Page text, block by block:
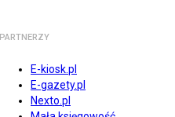
PARTNERZY
E-kiosk.pl
E-gazety.pl
Nexto.pl